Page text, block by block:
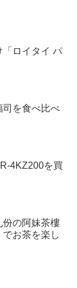
ロイタイ パ
司を食べ比べ
4KZ200を買
份の阿妹茶樓
でお茶を楽し